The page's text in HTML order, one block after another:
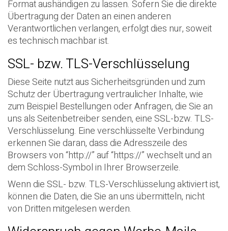
Format aushändigen zu lassen. Sofern Sie die direkte
Übertragung der Daten an einen anderen
Verantwortlichen verlangen, erfolgt dies nur, soweit
es technisch machbar ist.
SSL- bzw. TLS-Verschlüsselung
Diese Seite nutzt aus Sicherheitsgründen und zum
Schutz der Übertragung vertraulicher Inhalte, wie
zum Beispiel Bestellungen oder Anfragen, die Sie an
uns als Seitenbetreiber senden, eine SSL-bzw. TLS-
Verschlüsselung. Eine verschlüsselte Verbindung
erkennen Sie daran, dass die Adresszeile des
Browsers von “http://” auf “https://” wechselt und an
dem Schloss-Symbol in Ihrer Browserzeile.
Wenn die SSL- bzw. TLS-Verschlüsselung aktiviert ist,
können die Daten, die Sie an uns übermitteln, nicht
von Dritten mitgelesen werden.